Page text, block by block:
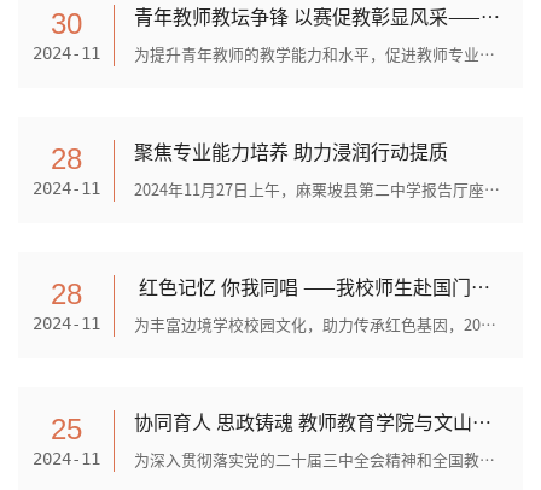
30
2024-11
青年教师教坛争锋 以赛促教彰显风采——教师教育学院举办第一届青年教师教学竞赛
为提升青年教师的教学能力和水平，促进教师专业发展，加强学院青年教师队伍建设，2024年11月29日，教师教育学院举办了本年度青年教师教学竞赛。比赛邀请了文山学院教学督导普正芳...
28
2024-11
聚焦专业能力培养 助力浸润行动提质
2024年11月27日上午，麻栗坡县第二中学报告厅座无虚席。文山学院音乐学专业骨干教师周琨副教授为该县6所体育美育浸润行动计划驻点学校的音乐教师及全体美育支教学生，作题为《歌唱...
28
2024-11
​ 红色记忆 你我同唱 ——我校师生赴国门学校传唱红歌传承精神
为丰富边境学校校园文化，助力传承红色基因，2024年11月26日下午，文山学院教师教育学院师生一行7人应邀奔赴麻栗坡为天保口岸学校开展了一场主题为“红色文化与青少年成长”的红歌...
25
2024-11
协同育人 思政铸魂 教师教育学院与文山市第四中学开展党建联建和 思政教育一体化建设交流活动
为深入贯彻落实党的二十届三中全会精神和全国教育大会精神，探索大中小学思政教育一体化建设和协同育人路径，11月22日下午，教师教育学院党委与文山市第四中学党委举行党建联建签...